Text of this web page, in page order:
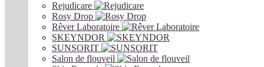
Rejudicare
Rosy Drop
Rêver Laboratoire
SKEYNDOR
SUNSORIT
Salon de flouveil